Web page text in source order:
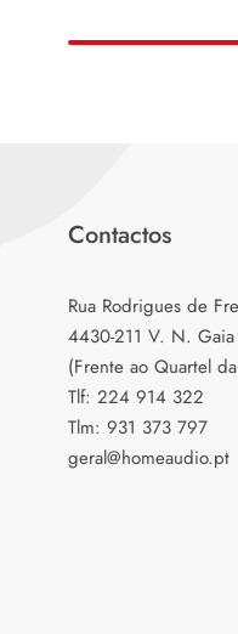
Contactos
Rua Rodrigues de
4430-211 V. N. Gaia
(Frente ao Quartel
Tlf: 224 914 322
Tlm: 931 373 797
geral@homeaudio.pt